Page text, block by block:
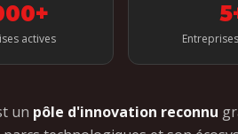
actives
5
un pôle d'innovation reconnu